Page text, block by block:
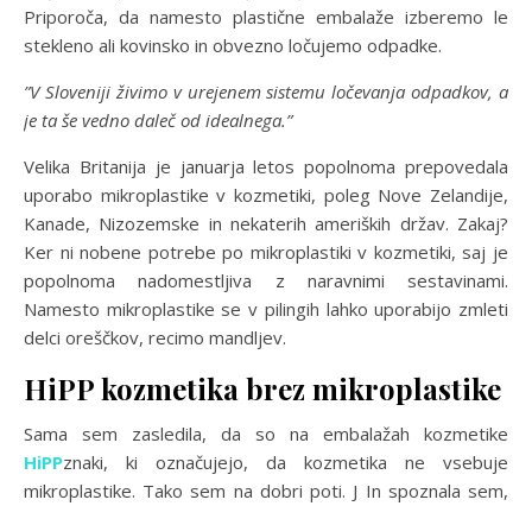
Priporoča, da namesto plastične embalaže izberemo le
stekleno ali kovinsko in obvezno ločujemo odpadke.
”V Sloveniji živimo v urejenem sistemu ločevanja odpadkov, a
je ta še vedno daleč od idealnega.”
Velika Britanija je januarja letos popolnoma prepovedala
uporabo mikroplastike v kozmetiki, poleg Nove Zelandije,
Kanade, Nizozemske in nekaterih ameriških držav. Zakaj?
Ker ni nobene potrebe po mikroplastiki v kozmetiki, saj je
popolnoma nadomestljiva z naravnimi sestavinami.
Namesto mikroplastike se v pilingih lahko uporabijo zmleti
delci oreščkov, recimo mandljev.
HiPP kozmetika brez mikroplastike
Sama sem zasledila, da so na embalažah kozmetike
HiPPznaki, ki označujejo, da kozmetika ne vsebuje
mikroplastike. Tako sem na dobri poti. J In spoznala sem,